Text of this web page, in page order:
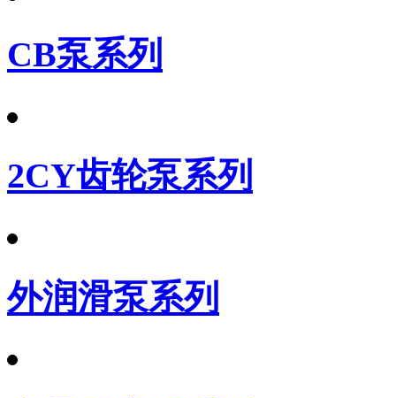
CB泵系列
2CY齿轮泵系列
外润滑泵系列